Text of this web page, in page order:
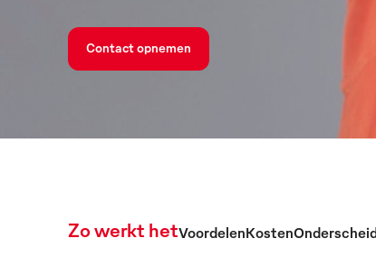
Contact opnemen
Zo werkt hetVoordelenKosten